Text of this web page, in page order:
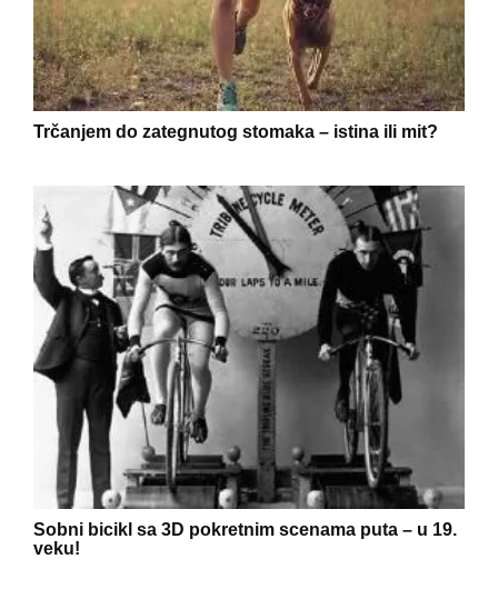
Trčanjem do zategnutog stomaka – istina ili mit?
Sobni bicikl sa 3D pokretnim scenama puta – u 19.
veku!